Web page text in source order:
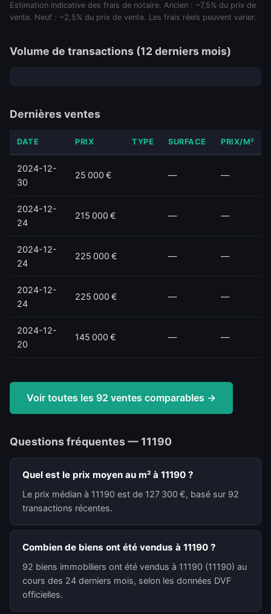
Estimation indicative des frais de notaire. Ancien : ~7,5% du prix de
vente. Neuf : ~2,5% du prix de vente. Les frais réels peuvent varier.
Volume de transactions (12 derniers mois)
Dernières ventes
DATE PRIX TYPE SURFACE PRIX/M²
2024-12-
30
25 000 € — —
2024-12-
24
215 000 € — —
2024-12-
24
225 000 € — —
2024-12-
24
225 000 € — —
2024-12-
20
145 000 € — —
Voir toutes les 92 ventes comparables →
Questions fréquentes — 11190
Quel est le prix moyen au m² à 11190 ?
Le prix médian à 11190 est de 127 300 €, basé sur 92
transactions récentes.
Combien de biens ont été vendus à 11190 ?
92 biens immobiliers ont été vendus à 11190 (11190) au
cours des 24 derniers mois, selon les données DVF
officielles.